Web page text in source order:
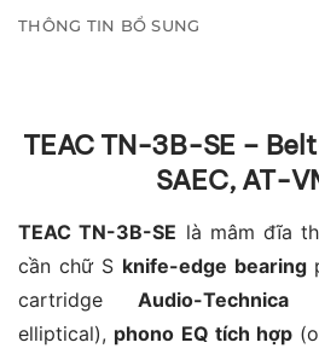
THÔNG TIN BỔ SUNG
TEAC TN-3B-SE –
SAEC, AT-
TEAC TN-3B-SE là mâm đĩa
cần chữ S knife-edge bearing
cartridge Audio-Technica
elliptical), phono EQ tích hợp